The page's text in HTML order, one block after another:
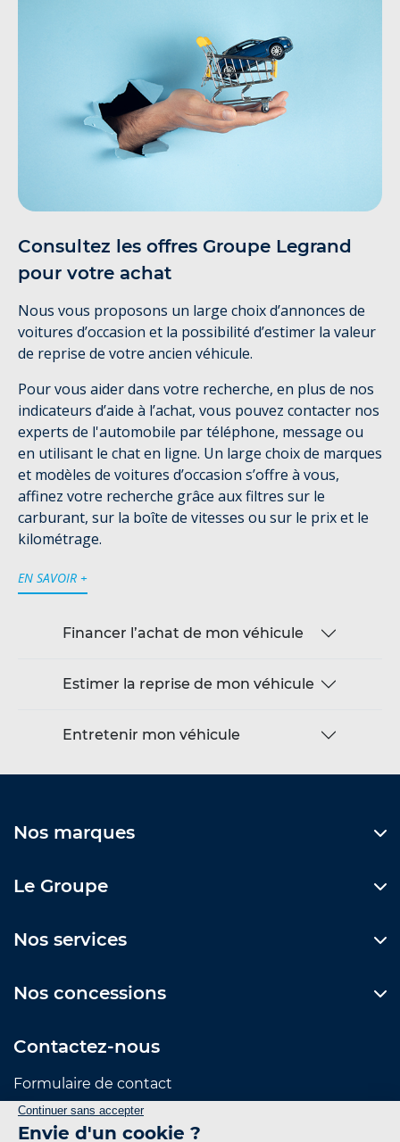
Consultez les offres Groupe Legrand
pour votre achat
Nous vous proposons un large choix d’annonces de
voitures d’occasion et la possibilité d’estimer la valeur
de reprise de votre ancien véhicule.
Pour vous aider dans votre recherche, en plus de nos
indicateurs d’aide à l’achat, vous pouvez contacter nos
experts de l'automobile par téléphone, message ou
en utilisant le chat en ligne. Un large choix de marques
et modèles de voitures d’occasion s’offre à vous,
affinez votre recherche grâce aux filtres sur le
carburant, sur la boîte de vitesses ou sur le prix et le
kilométrage.
EN SAVOIR +
Financer l’achat de mon véhicule
Estimer la reprise de mon véhicule
Entretenir mon véhicule
Nos marques
Le Groupe
Nos services
Nos concessions
Contactez-nous
Formulaire de contact
Suivez-nous